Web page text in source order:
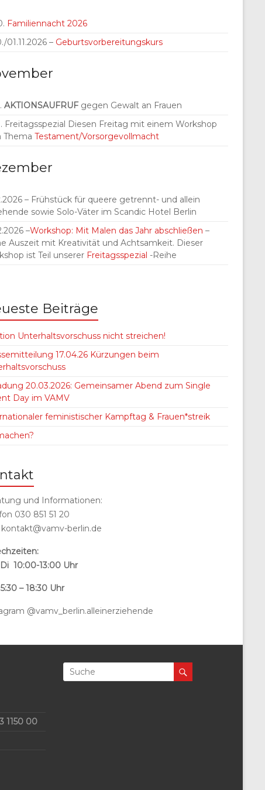
Familiennacht 2026
01.11.2026 – Geburtsvorbereitungskurs
AKTIONSAUFRUFgegen Gewalt an Frauen
Freitagsspezial Diesen Freitag mit einem Workshop
Thema Testament/Vorsorgevollmacht
– Frühstück für queere getrennt- und allein
sowie Solo-Väter im Scandic Hotel Berlin
–Workshop: Mit Malen das Jahr abschließen –
Auszeit mit Kreativität und Achtsamkeit. Dieser
ist Teil unserer Freitagsspezial -Reihe
Beiträge
Unterhaltsvorschuss nicht streichen!
17.04.26 Kürzungen beim
20.03.2026: Gemeinsamer Abend zum Single
Day im VAMV
feministischer Kampftag & Frauen*streik
und Informationen:
030 851 51 20
kontakt@vamv-berlin.de
10:00-13:00 Uhr
– 18:30 Uhr
@vamv_berlin.alleinerziehende
1150 00